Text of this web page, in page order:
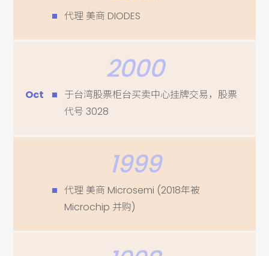
代理 美商 DIODES
2000
Oct
于台湾股票柜台买卖中心挂牌交易，股票
代号 3028
1999
代理 美商 Microsemi (2018年被
Microchip 并购)